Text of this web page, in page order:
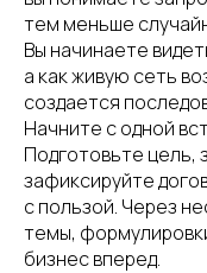
тем меньше
Вы начинаете
а как живую сеть
создается
Начните с одной
Подготовьте цель,
зафиксируйте
с пользой. Через
темы,
бизнес вперед.